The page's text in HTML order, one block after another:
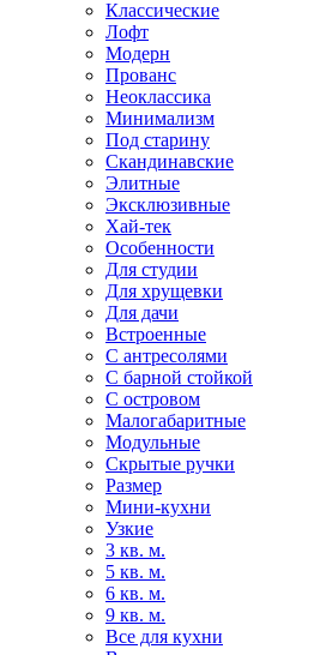
Классические
Лофт
Модерн
Прованс
Неоклассика
Минимализм
Под старину
Скандинавские
Элитные
Эксклюзивные
Хай-тек
Особенности
Для студии
Для хрущевки
Для дачи
Встроенные
С антресолями
С барной стойкой
С островом
Малогабаритные
Модульные
Скрытые ручки
Размер
Мини-кухни
Узкие
3 кв. м.
5 кв. м.
6 кв. м.
9 кв. м.
Все для кухни